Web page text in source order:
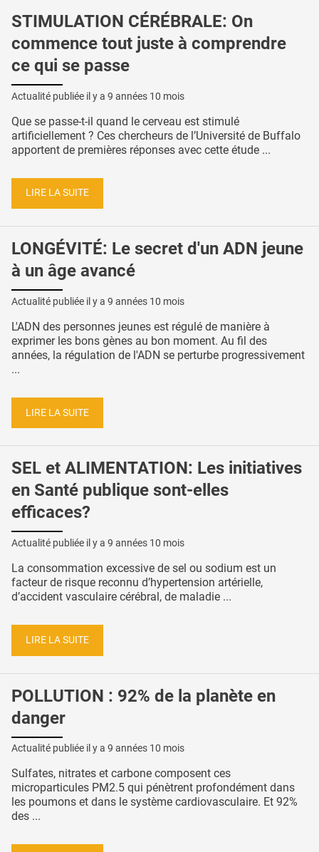
STIMULATION CÉRÉBRALE: On
commence tout juste à comprendre
ce qui se passe
Actualité publiée il y a 9 années 10 mois
Que se passe-t-il quand le cerveau est stimulé
artificiellement ? Ces chercheurs de l’Université de Buffalo
apportent de premières réponses avec cette étude ...
LIRE LA SUITE
LONGÉVITÉ: Le secret d'un ADN jeune
à un âge avancé
Actualité publiée il y a 9 années 10 mois
L'ADN des personnes jeunes est régulé de manière à
exprimer les bons gènes au bon moment. Au fil des
années, la régulation de l'ADN se perturbe progressivement
...
LIRE LA SUITE
SEL et ALIMENTATION: Les initiatives
en Santé publique sont-elles
efficaces?
Actualité publiée il y a 9 années 10 mois
La consommation excessive de sel ou sodium est un
facteur de risque reconnu d’hypertension artérielle,
d’accident vasculaire cérébral, de maladie ...
LIRE LA SUITE
POLLUTION : 92% de la planète en
danger
Actualité publiée il y a 9 années 10 mois
Sulfates, nitrates et carbone composent ces
microparticules PM2.5 qui pénètrent profondément dans
les poumons et dans le système cardiovasculaire. Et 92%
des ...